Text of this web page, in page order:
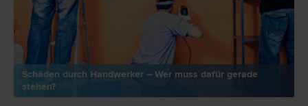
Schäden durch Handwerker – Wer muss dafür gerade
stehen?